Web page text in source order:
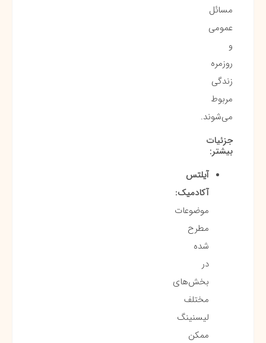
مسائل
عمومی
و
روزمره
زندگی
مربوط
می‌شوند.
جزئیات
بیشتر:
آیلتس
آکادمیک:
موضوعات
مطرح
شده
در
بخش‌های
مختلف
لیسنینگ
ممکن